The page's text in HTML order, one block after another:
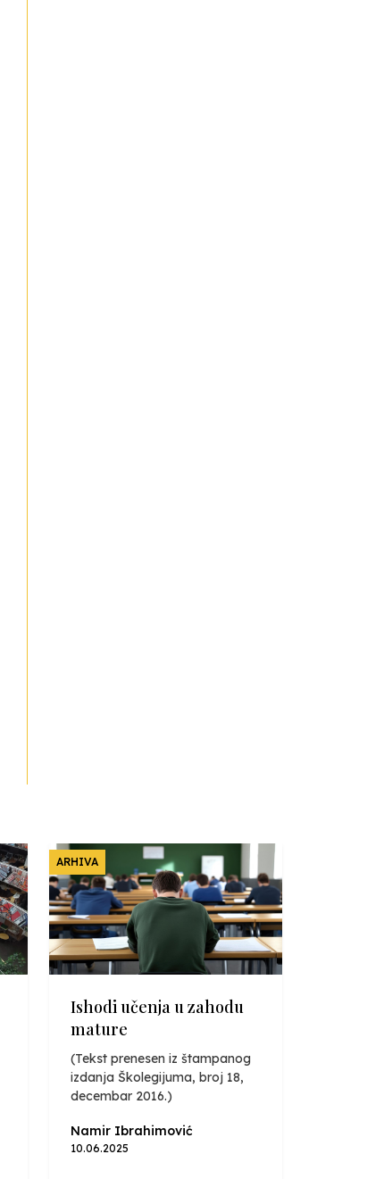
ARHIVA
Ishodi učenja u zahodu
mature
(Tekst prenesen iz štampanog
izdanja Školegijuma, broj 18,
decembar 2016.)
Namir Ibrahimović
10.06.2025